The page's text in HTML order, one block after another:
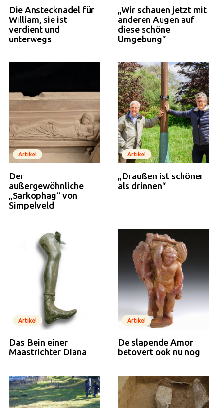
Die Anstecknadel für
William, sie ist
verdient und
unterwegs
„Wir schauen jetzt mit
anderen Augen auf
diese schöne
Umgebung“
Artikel
Der
außergewöhnliche
„Sarkophag“ von
Simpelveld
Artikel
„Draußen ist schöner
als drinnen“
Artikel
Das Bein einer
Maastrichter Diana
Artikel
De slapende Amor
betovert ook nu nog